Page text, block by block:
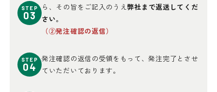
STEP
03
ら、その旨をご記入のうえ 弊社まで返送してくだ
さい。
（②発注確認の返信）
STEP
04
発注確認の返信の受領をもって、発注完了とさせ
ていただいております。